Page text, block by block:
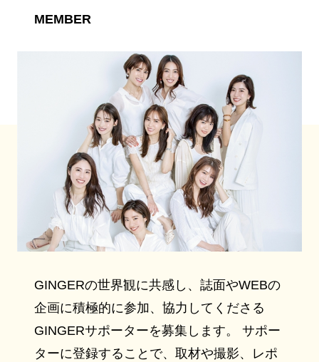
MEMBER
GINGERの世界観に共感し、誌面やWEBの
企画に積極的に参加、協力してくださる
GINGERサポーターを募集します。 サポー
ターに登録することで、取材や撮影、レポ